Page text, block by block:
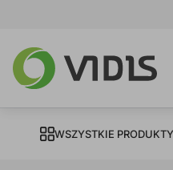
WSZYSTKIE PRODUKTY